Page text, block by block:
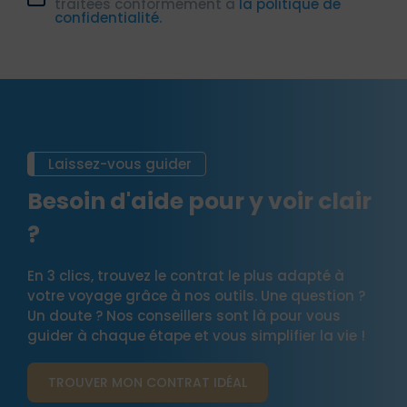
confidentialité.
Laissez-vous guider
Besoin d'aide pour y voir clair
?
En 3 clics, trouvez le contrat le plus adapté à
votre voyage grâce à nos outils. Une question ?
Un doute ? Nos conseillers sont là pour vous
guider à chaque étape et vous simplifier la vie !
TROUVER MON CONTRAT​ IDÉAL